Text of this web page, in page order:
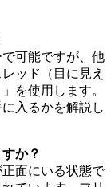
可能ですが、他
ッド（目に見え
を使用します。
入るかを解説し
か？
面にいる状態で